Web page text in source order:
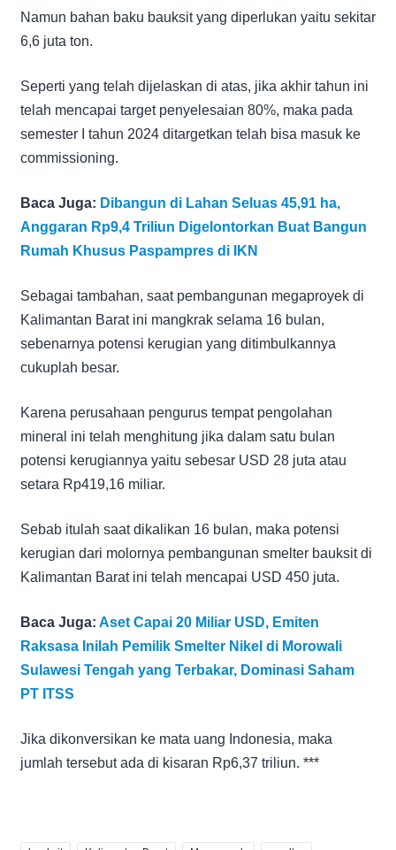
Namun bahan baku bauksit yang diperlukan yaitu sekitar
6,6 juta ton.
Seperti yang telah dijelaskan di atas, jika akhir tahun ini
telah mencapai target penyelesaian 80%, maka pada
semester I tahun 2024 ditargetkan telah bisa masuk ke
commissioning.
Baca Juga: Dibangun di Lahan Seluas 45,91 ha,
Anggaran Rp9,4 Triliun Digelontorkan Buat Bangun
Rumah Khusus Paspampres di IKN
Sebagai tambahan, saat pembangunan megaproyek di
Kalimantan Barat ini mangkrak selama 16 bulan,
sebenarnya potensi kerugian yang ditimbulkannya
cukuplah besar.
Karena perusahaan pengurus tempat pengolahan
mineral ini telah menghitung jika dalam satu bulan
potensi kerugiannya yaitu sebesar USD 28 juta atau
setara Rp419,16 miliar.
Sebab itulah saat dikalikan 16 bulan, maka potensi
kerugian dari molornya pembangunan smelter bauksit di
Kalimantan Barat ini telah mencapai USD 450 juta.
Baca Juga: Aset Capai 20 Miliar USD, Emiten
Raksasa Inilah Pemilik Smelter Nikel di Morowali
Sulawesi Tengah yang Terbakar, Dominasi Saham
PT ITSS
Jika dikonversikan ke mata uang Indonesia, maka
jumlah tersebut ada di kisaran Rp6,37 triliun. ***